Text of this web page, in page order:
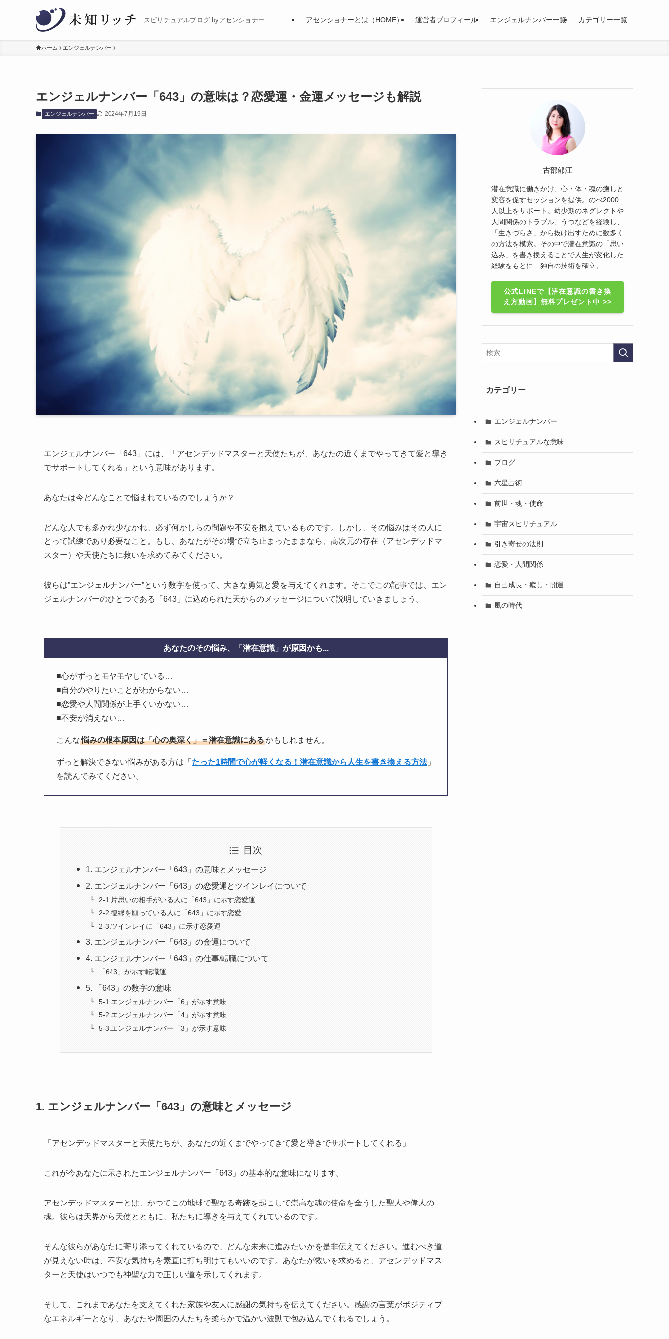
スピリチュアルブログ byアセンショナー アセンショナーとは（HOME） 運営者プロフィール エンジェルナンバー一覧 カテゴリー一覧
ホーム エンジェルナンバー
エンジェルナンバー「643」の意味は？恋愛運・金運メッセージも解説
エンジェルナンバー 2024年7月19日
エンジェルナンバー「643」には、「アセンデッドマスターと天使たちが、あなたの近くまでやってきて愛と導き
でサポートしてくれる」という意味があります。
あなたは今どんなことで悩まれているのでしょうか？
どんな人でも多かれ少なかれ、必ず何かしらの問題や不安を抱えているものです。しかし、その悩みはその人に
とって試練であり必要なこと。もし、あなたがその場で立ち止まったままなら、高次元の存在（アセンデッドマ
スター）や天使たちに救いを求めてみてください。
彼らは”エンジェルナンバー”という数字を使って、大きな勇気と愛を与えてくれます。そこでこの記事では、エン
ジェルナンバーのひとつである「643」に込められた天からのメッセージについて説明していきましょう。
あなたのその悩み、「潜在意識」が原因かも...
■心がずっとモヤモヤしている…
■自分のやりたいことがわからない…
■恋愛や人間関係が上手くいかない…
■不安が消えない…
こんな悩みの根本原因は「心の奥深く」＝潜在意識にあるかもしれません。
ずっと解決できない悩みがある方は「 たった1時間で心が軽くなる！潜在意識から人生を書き換える方法」
を読んでみてください。
目次
1. エンジェルナンバー「643」の意味とメッセージ
2. エンジェルナンバー「643」の恋愛運とツインレイについて
2-1.片思いの相手がいる人に「643」に示す恋愛運
2-2.復縁を願っている人に「643」に示す恋愛
2-3.ツインレイに「643」に示す恋愛運
3. エンジェルナンバー「643」の金運について
4. エンジェルナンバー「643」の仕事/転職について
「643」が示す転職運
5. 「643」の数字の意味
5-1.エンジェルナンバー「6」が示す意味
5-2.エンジェルナンバー「4」が示す意味
5-3.エンジェルナンバー「3」が示す意味
1. エンジェルナンバー「643」の意味とメッセージ
「アセンデッドマスターと天使たちが、あなたの近くまでやってきて愛と導きでサポートしてくれる」
これが今あなたに示されたエンジェルナンバー「643」の基本的な意味になります。
アセンデッドマスターとは、かつてこの地球で聖なる奇跡を起こして崇高な魂の使命を全うした聖人や偉人の
魂。彼らは天界から天使とともに、私たちに導きを与えてくれているのです。
そんな彼らがあなたに寄り添ってくれているので、どんな未来に進みたいかを是非伝えてください。進むべき道
が見えない時は、不安な気持ちを素直に打ち明けてもいいのです。あなたが救いを求めると、アセンデッドマス
ターと天使はいつでも神聖な力で正しい道を示してくれます。
そして、これまであなたを支えてくれた家族や友人に感謝の気持ちを伝えてください。感謝の言葉がポジティブ
なエネルギーとなり、あなたや周囲の人たちを柔らかで温かい波動で包み込んでくれるでしょう。
古部郁江
潜在意識に働きかけ、心・体・魂の癒しと
変容を促すセッションを提供。のべ2000
人以上をサポート。幼少期のネグレクトや
人間関係のトラブル、うつなどを経験し、
「生きづらさ」から抜け出すために数多く
の方法を模索。その中で潜在意識の「思い
込み」を書き換えることで人生が変化した
経験をもとに、独自の技術を確立。
公式LINEで【潜在意識の書き換
え方動画】無料プレゼント中 >>
カテゴリー
エンジェルナンバー
スピリチュアルな意味
ブログ
六星占術
前世・魂・使命
宇宙スピリチュアル
引き寄せの法則
恋愛・人間関係
自己成長・癒し・開運
風の時代